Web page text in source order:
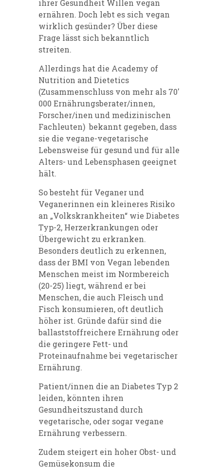
ihrer Gesundheit Willen vegan
ernähren. Doch lebt es sich vegan
wirklich gesünder? Über diese
Frage lässt sich bekanntlich
streiten.
Allerdings hat die Academy of
Nutrition and Dietetics
(Zusammenschluss von mehr als 70′
000 Ernährungsberater/innen,
Forscher/inen und medizinischen
Fachleuten) bekannt gegeben, dass
sie die vegane-vegetarische
Lebensweise für gesund und für alle
Alters- und Lebensphasen geeignet
hält.
So besteht für Veganer und
Veganerinnen ein kleineres Risiko
an „Volkskrankheiten“ wie Diabetes
Typ-2, Herzerkrankungen oder
Übergewicht zu erkranken.
Besonders deutlich zu erkennen,
dass der BMI von Vegan lebenden
Menschen meist im Normbereich
(20-25) liegt, während er bei
Menschen, die auch Fleisch und
Fisch konsumieren, oft deutlich
höher ist. Gründe dafür sind die
ballaststoffreichere Ernährung oder
die geringere Fett- und
Proteinaufnahme bei vegetarischer
Ernährung.
Patient/innen die an Diabetes Typ 2
leiden, könnten ihren
Gesundheitszustand durch
vegetarische, oder sogar vegane
Ernährung verbessern.
Zudem steigert ein hoher Obst- und
Gemüsekonsum die